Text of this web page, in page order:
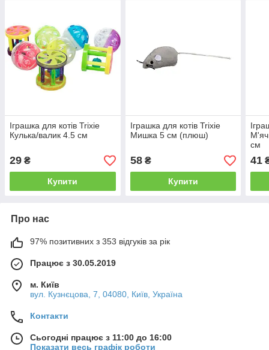
Іграшка для котів Trixie
Кулька/валик 4.5 см
29 ₴
Купити
Іграшка для котів Trixie
Мишка 5 см (плюш)
58₴
Купити
см
41
Про нас
97% позитивних з 353 відгуків за рік
Працює з 30.05.2019
м. Київ
вул. Кузнєцова, 7, 04080, Київ, Україна
Контакти
Сьогодні працює з 11:00 до 16:00
Показати весь графік роботи